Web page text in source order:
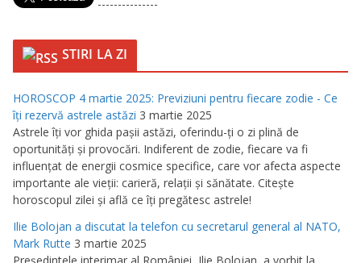
---------------
STIRI LA ZI
HOROSCOP 4 martie 2025: Previziuni pentru fiecare zodie - Ce
îţi rezervă astrele astăzi 3 martie 2025
Astrele îţi vor ghida paşii astăzi, oferindu-ţi o zi plină de
oportunităţi şi provocări. Indiferent de zodie, fiecare va fi
influenţat de energii cosmice specifice, care vor afecta aspecte
importante ale vieţii: carieră, relaţii şi sănătate. Citeşte
horoscopul zilei şi află ce îţi pregătesc astrele!
Ilie Bolojan a discutat la telefon cu secretarul general al NATO,
Mark Rutte 3 martie 2025